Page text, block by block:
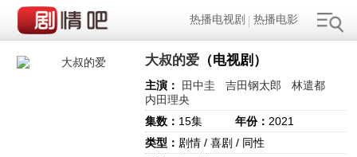
热播电视剧 热播电影
大叔的爱 （电视剧）
主演： 田中圭 吉田钢太郎
林遣都
内田理央
集数： 15集 年份： 2021
类型： 剧情 / 喜剧 / 同性